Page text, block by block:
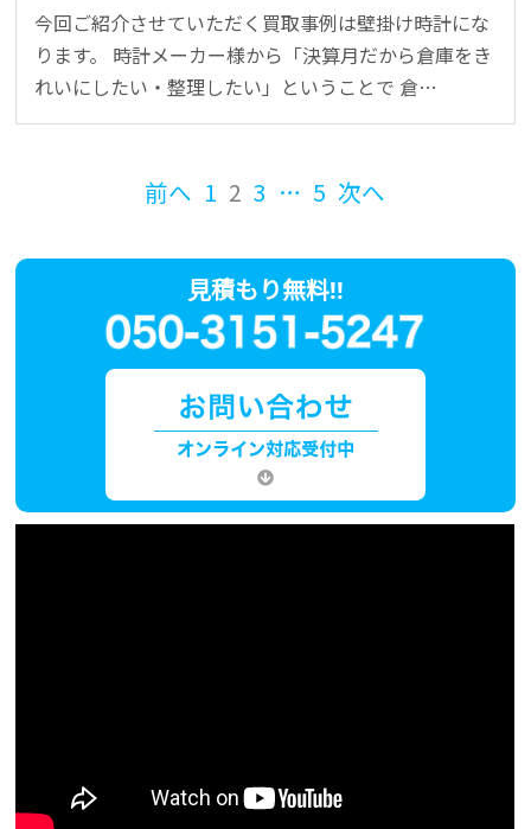
今回ご紹介させていただく買取事例は壁掛け時計にな
ります。 時計メーカー様から「決算月だから倉庫をき
れいにしたい・整理したい」ということで 倉…
前へ 1 2 3 … 5 次へ
見積もり無料!!